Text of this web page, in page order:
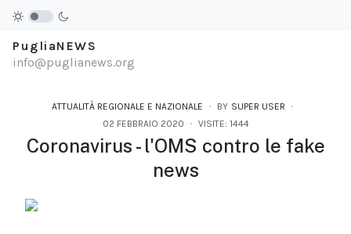
PugliaNEWS
info@puglianews.org
ATTUALITÀ REGIONALE E NAZIONALE BY SUPER USER
02 FEBBRAIO 2020
VISITE: 1444
Coronavirus - l'OMS contro le fake
news